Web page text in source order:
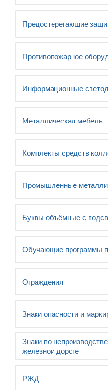
Предостерегающие
Противопожарное
Информационные
Металлическая мебель
Комплекты средств
Промышленные
Буквы объёмные с
Обучающие программы
Ограждения
Знаки опасности и
Знаки по
железной дороге
РЖД